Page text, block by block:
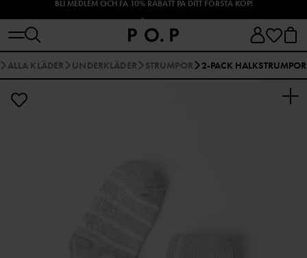
ALLA KLÄDER UNDERKLÄDER STRUMPOR 2-PACK HALKSTRUMPOR